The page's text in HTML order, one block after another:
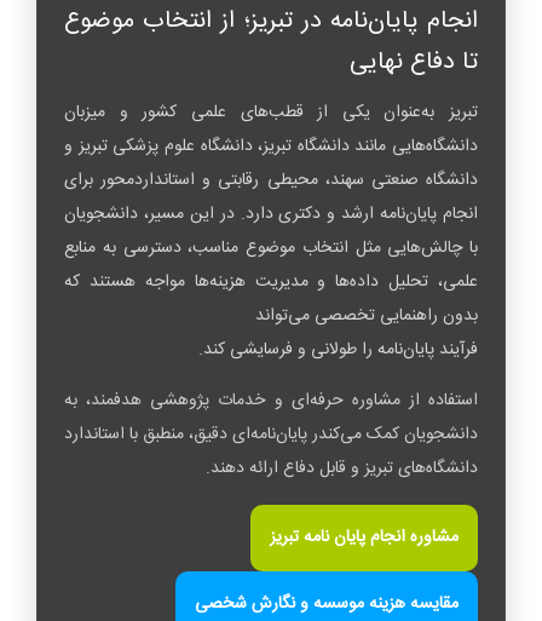
انجام پایان‌نامه در تبریز؛ از انتخاب موضوع
تا دفاع نهایی
تبریز به‌عنوان یکی از قطب‌های علمی کشور و میزبان
دانشگاه‌هایی مانند دانشگاه تبریز، دانشگاه علوم پزشکی تبریز و
دانشگاه صنعتی سهند، محیطی رقابتی و استانداردمحور برای
انجام پایان‌نامه ارشد و دکتری دارد. در این مسیر، دانشجویان
با چالش‌هایی مثل انتخاب موضوع مناسب، دسترسی به منابع
علمی، تحلیل داده‌ها و مدیریت هزینه‌ها مواجه هستند که
بدون راهنمایی تخصصی می‌تواند
فرآیند پایان‌نامه را طولانی و فرسایشی کند.
استفاده از مشاوره حرفه‌ای و خدمات پژوهشی هدفمند، به
دانشجویان کمک می‌کندر پایان‌نامه‌ای دقیق، منطبق با استاندارد
دانشگاه‌های تبریز و قابل دفاع ارائه دهند.
مشاوره انجام پایان‌ نامه تبریز
مقایسه هزینه موسسه و نگارش شخصی